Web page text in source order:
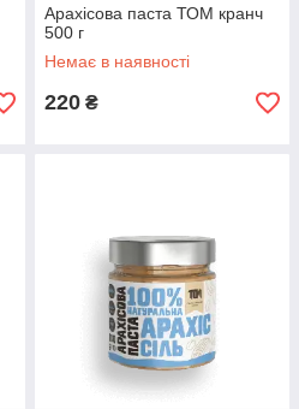
Арахісова паста ТОМ кранч
500 г
Немає в наявності
220 ₴